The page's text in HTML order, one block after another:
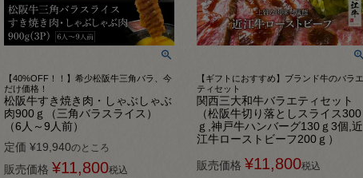
【40%OFF！！】希少松阪牛三角バラ、今
だけ価格！
松阪牛すき焼き肉・しゃぶしゃぶ
肉900ｇ（三角バラスライス）
（6人～9人前）
定価 ¥19,940のところ
販売価格 ¥11,800税込
【ギフトにおすすめ】ブランド牛のバラエ
ティセット
関西三大和牛バラエティセット
（松阪牛切り落としスライス300
ｇ,神戸牛ハンバーグ130ｇ3個,近
江牛ローストビーフ200ｇ）
販売価格 ¥11,800税込